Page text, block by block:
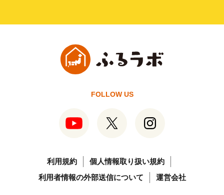
FOLLOW US
利用規約
個人情報取り扱い規約
利用者情報の外部送信について
運営会社